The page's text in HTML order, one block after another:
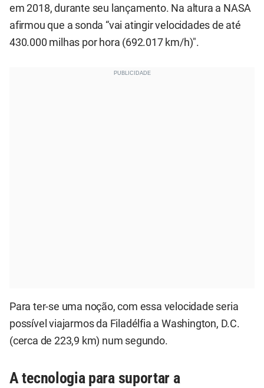
em 2018, durante seu lançamento. Na altura a NASA
afirmou que a sonda “vai atingir velocidades de até
430.000 milhas por hora (692.017 km/h)".
Para ter-se uma noção, com essa velocidade seria
possível viajarmos da Filadélfia a Washington, D.C.
(cerca de 223,9 km) num segundo.
A tecnologia para suportar a